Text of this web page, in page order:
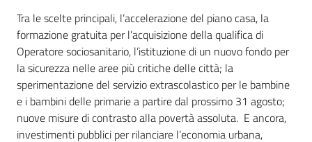
Tra le scelte principali, l’accelerazione del piano casa, la
formazione gratuita per l’acquisizione della qualifica di
Operatore sociosanitario, l’istituzione di un nuovo fondo per
la sicurezza nelle aree più critiche delle città; la
sperimentazione del servizio extrascolastico per le bambine
e i bambini delle primarie a partire dal prossimo 31 agosto;
nuove misure di contrasto alla povertà assoluta. E ancora,
investimenti pubblici per rilanciare l’economia urbana,